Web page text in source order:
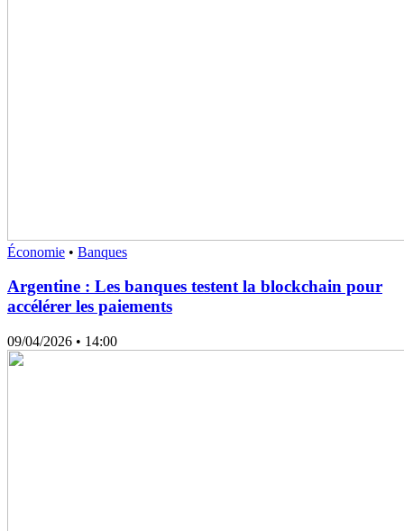
Économie • Banques
Argentine : Les banques testent la blockchain pour
accélérer les paiements
09/04/2026 • 14:00